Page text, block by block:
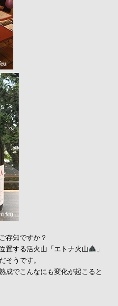
存知ですか？
置する活火山「エトナ火山
」
そうです。
成でこんなにも変化が起こると